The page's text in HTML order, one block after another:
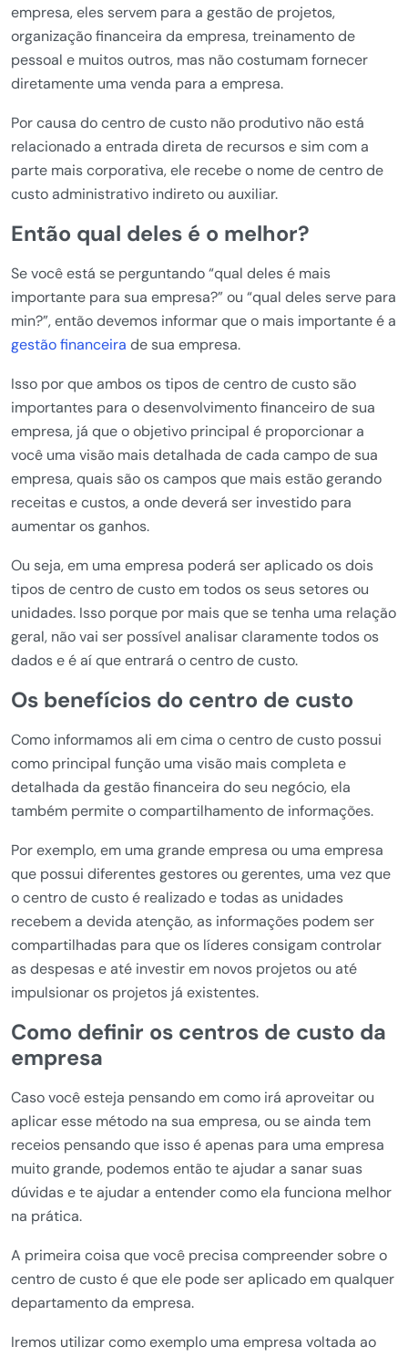
empresa, eles servem para a gestão de projetos,
organização financeira da empresa, treinamento de
pessoal e muitos outros, mas não costumam fornecer
diretamente uma venda para a empresa.
Por causa do centro de custo não produtivo não está
relacionado a entrada direta de recursos e sim com a
parte mais corporativa, ele recebe o nome de centro de
custo administrativo indireto ou auxiliar.
Então qual deles é o melhor?
Se você está se perguntando “qual deles é mais
importante para sua empresa?” ou “qual deles serve para
min?”, então devemos informar que o mais importante é a
gestão financeira de sua empresa.
Isso por que ambos os tipos de centro de custo são
importantes para o desenvolvimento financeiro de sua
empresa, já que o objetivo principal é proporcionar a
você uma visão mais detalhada de cada campo de sua
empresa, quais são os campos que mais estão gerando
receitas e custos, a onde deverá ser investido para
aumentar os ganhos.
Ou seja, em uma empresa poderá ser aplicado os dois
tipos de centro de custo em todos os seus setores ou
unidades. Isso porque por mais que se tenha uma relação
geral, não vai ser possível analisar claramente todos os
dados e é aí que entrará o centro de custo.
Os benefícios do centro de custo
Como informamos ali em cima o centro de custo possui
como principal função uma visão mais completa e
detalhada da gestão financeira do seu negócio, ela
também permite o compartilhamento de informações.
Por exemplo, em uma grande empresa ou uma empresa
que possui diferentes gestores ou gerentes, uma vez que
o centro de custo é realizado e todas as unidades
recebem a devida atenção, as informações podem ser
compartilhadas para que os líderes consigam controlar
as despesas e até investir em novos projetos ou até
impulsionar os projetos já existentes.
Como definir os centros de custo da
empresa
Caso você esteja pensando em como irá aproveitar ou
aplicar esse método na sua empresa, ou se ainda tem
receios pensando que isso é apenas para uma empresa
muito grande, podemos então te ajudar a sanar suas
dúvidas e te ajudar a entender como ela funciona melhor
na prática.
A primeira coisa que você precisa compreender sobre o
centro de custo é que ele pode ser aplicado em qualquer
departamento da empresa.
Iremos utilizar como exemplo uma empresa voltada ao